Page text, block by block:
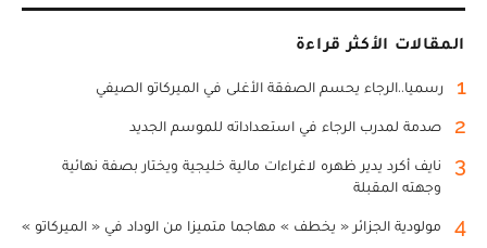
المقالات الأكثر قراءة
1 رسميا..الرجاء يحسم الصفقة الأغلى في الميركاتو الصيفي
2 صدمة لمدرب الرجاء في استعداداته للموسم الجديد
3
نايف أكرد يدير ظهره لاغراءات مالية خليجية ويختار بصفة نهائية
وجهته المقبلة
4 مولودية الجزائر « يخطف » مهاجما متميزا من الوداد في « الميركاتو »